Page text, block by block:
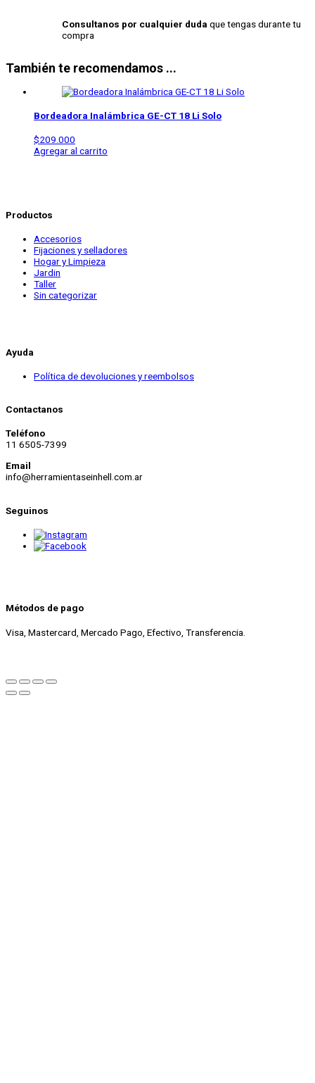
Consultanos por cualquier duda que tengas durante tu
compra
También te recomendamos ...
Bordeadora Inalámbrica GE-CT 18 Li Solo
$209.000
Agregar al carrito
Productos
Accesorios
Fijaciones y selladores
Hogar y Limpieza
Jardin
Taller
Sin categorizar
Ayuda
Política de devoluciones y reembolsos
Contactanos
Teléfono
11 6505-7399
Email
info@herramientaseinhell.com.ar
Seguinos
Métodos de pago
Visa, Mastercard, Mercado Pago, Efectivo, Transferencia.